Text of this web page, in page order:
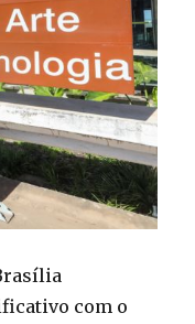
com o